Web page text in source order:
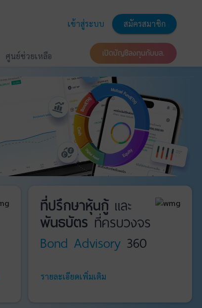
เข้าสู่ระบบ สมัครสมาชิก
ศูนย์ช่วยเหลือ เปิดบัญชีลงทุนกับบล.
ที่ปรึกษาหุ้นกู้และ
พันธบัตรที่ครบวงจร
Bond Advisory360
รายละเอียดเพิ่มเติม